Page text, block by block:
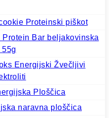
Proteinski piškot
Protein Bar beljakovinska
Energijski Žvečljivi
Ploščica
naravna ploščica